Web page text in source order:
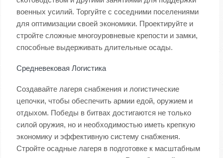
военных усилий. Торгуйте с соседними поселениями
для оптимизации своей экономики. Проектируйте и
стройте сложные многоуровневые крепости и замки,
способные выдерживать длительные осады.
Средневековая Логистика
Создавайте лагеря снабжения и логистические
цепочки, чтобы обеспечить армии едой, оружием и
отдыхом. Победы в битвах достигаются не только
силой оружия, но и необходимостью иметь крепкую
экономику и эффективную систему снабжения.
Стройте осадные лагеря в подготовке к масштабным